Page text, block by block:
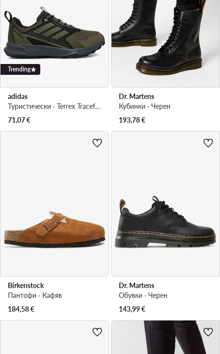
Trending
adidas
Туристически · Terrex Tracefinder 2 JI4285 · Каки
71,07€
Dr. Martens
Кубинки · Черен
193,78€
Birkenstock
Пантофи · Кафяв
184,58€
Dr. Martens
Обувки · Черен
143,99€